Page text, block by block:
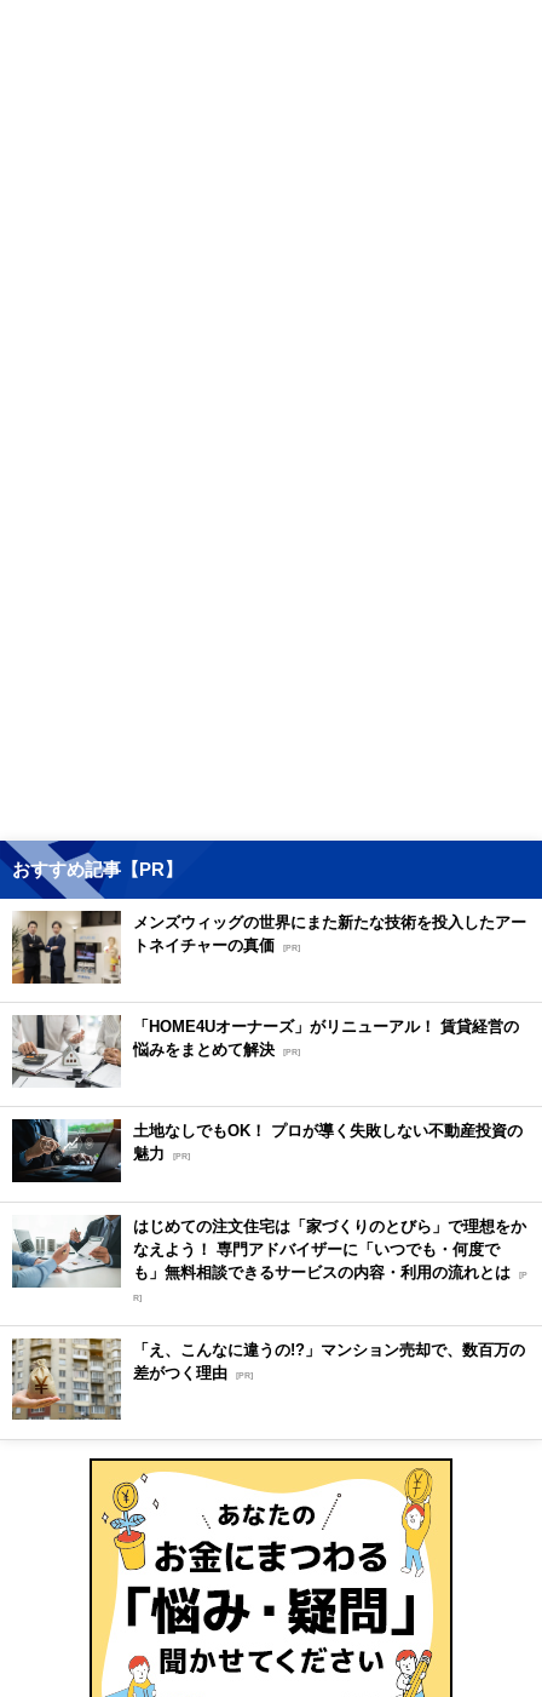
おすすめ記事【PR】
メンズウィッグの世界にまた新たな技術を投入したアー
トネイチャーの真価 [PR]
「HOME4Uオーナーズ」がリニューアル！ 賃貸経営の
悩みをまとめて解決 [PR]
土地なしでもOK！ プロが導く失敗しない不動産投資の
魅力
[PR]
はじめての注文住宅は「家づくりのとびら」で理想をか
なえよう！ 専門アドバイザーに「いつでも・何度で
も」無料相談できるサービスの内容・利用の流れとは [P
R]
「え、こんなに違うの!?」マンション売却で、数百万の
差がつく理由 [PR]